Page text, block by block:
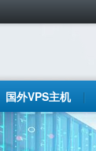
国外VPS主机